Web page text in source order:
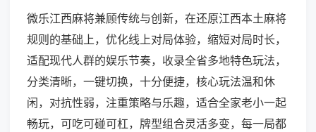
微乐江西麻将兼顾传统与创新，在还原江西本土麻将
规则的基础上，优化线上对局体验，缩短对局时长，
适配现代人群的娱乐节奏，收录全省多地特色玩法，
分类清晰，一键切换，十分便捷，核心玩法温和休
闲，对抗性弱，注重策略与乐趣，适合全家老小一起
畅玩，可吃可碰可杠，牌型组合灵活多变，每一局都